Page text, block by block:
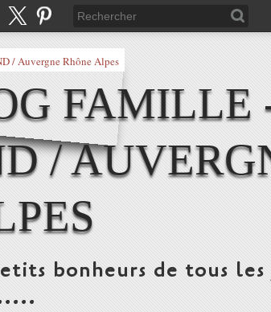
FAMILLE
/
bonheurs de tous